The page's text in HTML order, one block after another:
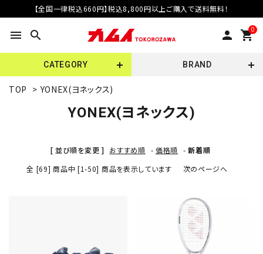
【全国一律税込660円】税込8,800円以上ご購入で送料無料！
menu search person 0
shopping_cart
CATEGORY BRAND
TOP > YONEX(ヨネックス)
YONEX(ヨネックス)
[ 並び順を変更 ] おすすめ順 - 価格順 -新着順
全 [69] 商品中 [1-50] 商品を表示しています
次のページへ